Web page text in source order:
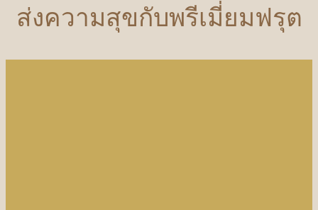
ส่งความสุขกับพรีเมี่ยมฟรุต